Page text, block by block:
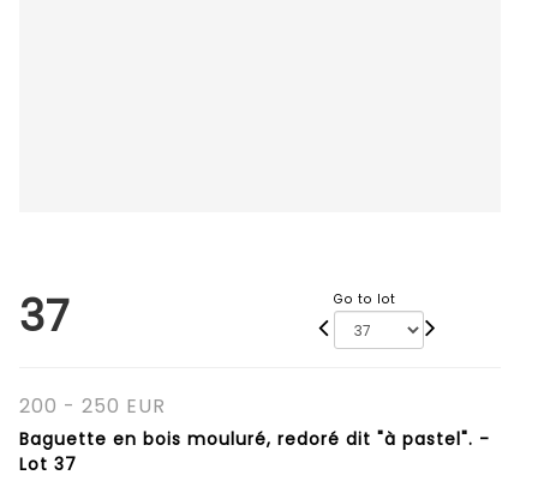
37 Go to lot
200 - 250 EUR
Baguette en bois mouluré, redoré dit "à pastel". -
Lot 37